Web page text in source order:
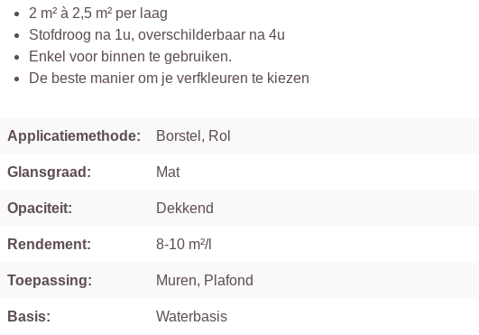
2 m² à 2,5 m² per laag
Stofdroog na 1u, overschilderbaar na 4u
Enkel voor binnen te gebruiken.
De beste manier om je verfkleuren te kiezen
Applicatiemethode: Borstel, Rol
Glansgraad: Mat
Opaciteit: Dekkend
Rendement: 8-10 m²/l
Toepassing: Muren, Plafond
Basis: Waterbasis